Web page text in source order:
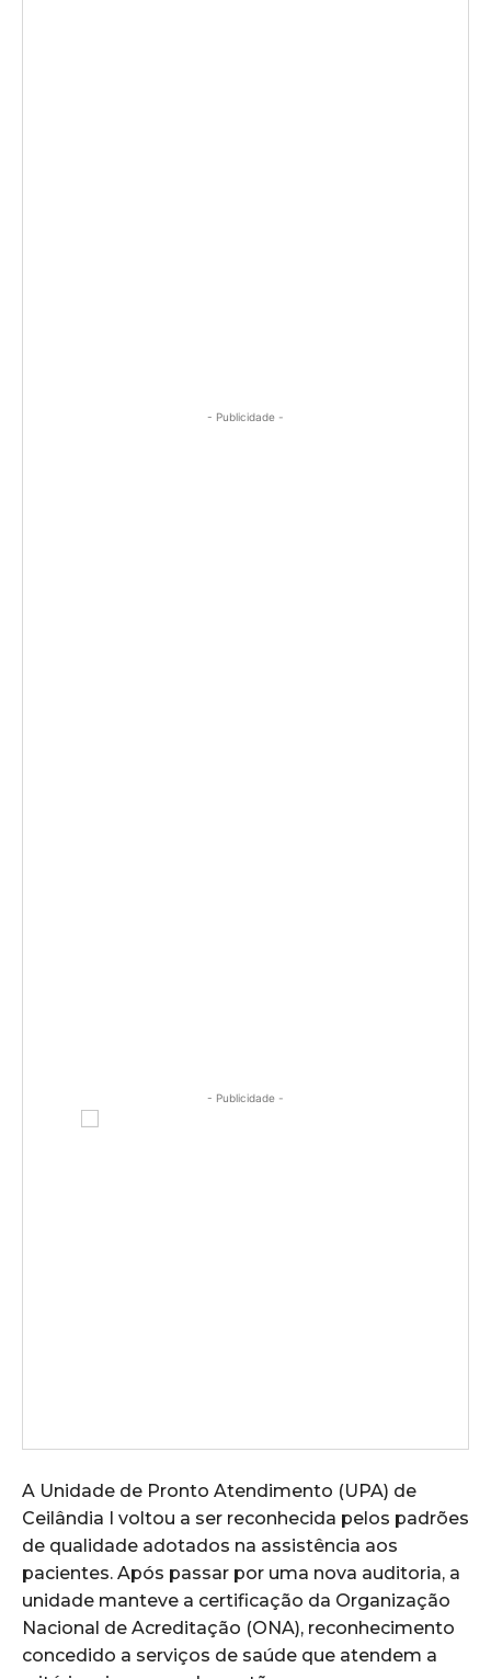
- Publicidade -
- Publicidade -
A Unidade de Pronto Atendimento (UPA) de
Ceilândia I voltou a ser reconhecida pelos padrões
de qualidade adotados na assistência aos
pacientes. Após passar por uma nova auditoria, a
unidade manteve a certificação da Organização
Nacional de Acreditação (ONA), reconhecimento
concedido a serviços de saúde que atendem a